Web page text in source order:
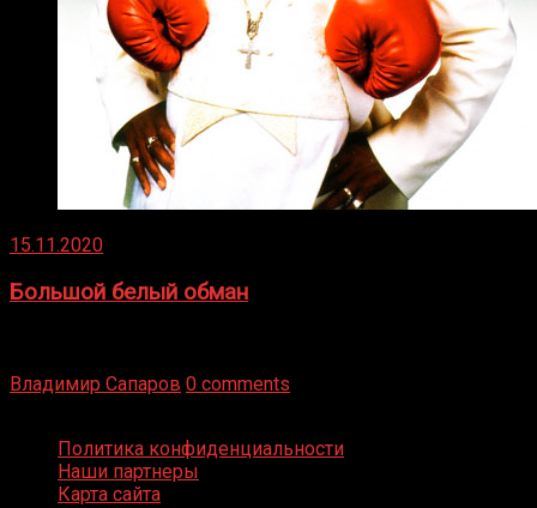
15.11.2020
Большой белый обман
Владимир Сапаров 0 comments
Политика конфиденциальности
Наши партнеры
Карта сайта